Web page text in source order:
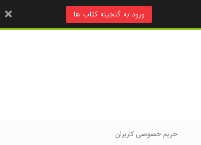
ورود به گنجینه کتاب ها
حریم خصوصی کاربران